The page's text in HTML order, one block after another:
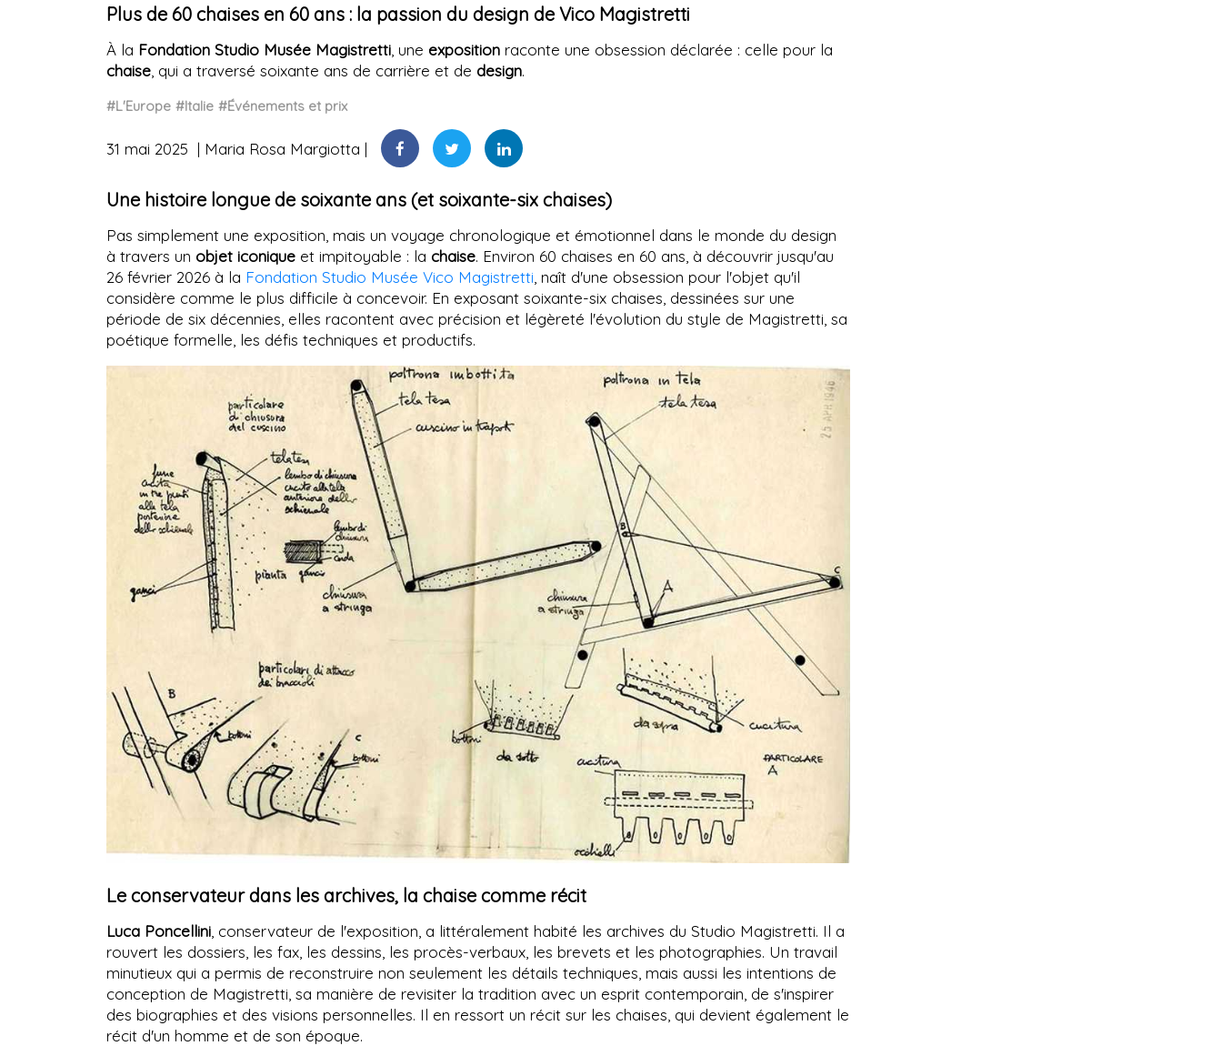
Plus de 60 chaises en 60 ans : la passion du design de Vico Magistretti
À la Fondation Studio Musée Magistretti , une exposition raconte une obsession déclarée : celle pour la
chaise , qui a traversé soixante ans de carrière et de design.
#L'Europe #Italie #Événements et prix
31 mai 2025 Maria Rosa Margiotta
Une histoire longue de soixante ans (et soixante-six chaises)
Pas simplement une exposition, mais un voyage chronologique et émotionnel dans le monde du design
à travers un objet iconique et impitoyable : la chaise. Environ 60 chaises en 60 ans, à découvrir jusqu'au
26 février 2026 à la Fondation Studio Musée Vico Magistretti , naît d'une obsession pour l'objet qu'il
considère comme le plus difficile à concevoir. En exposant soixante-six chaises, dessinées sur une
période de six décennies, elles racontent avec précision et légèreté l'évolution du style de Magistretti, sa
poétique formelle, les défis techniques et productifs.
Le conservateur dans les archives, la chaise comme récit
Luca Poncellini , conservateur de l'exposition, a littéralement habité les archives du Studio Magistretti. Il a
rouvert les dossiers, les fax, les dessins, les procès-verbaux, les brevets et les photographies. Un travail
minutieux qui a permis de reconstruire non seulement les détails techniques, mais aussi les intentions de
conception de Magistretti, sa manière de revisiter la tradition avec un esprit contemporain, de s'inspirer
des biographies et des visions personnelles. Il en ressort un récit sur les chaises, qui devient également le
récit d'un homme et de son époque.